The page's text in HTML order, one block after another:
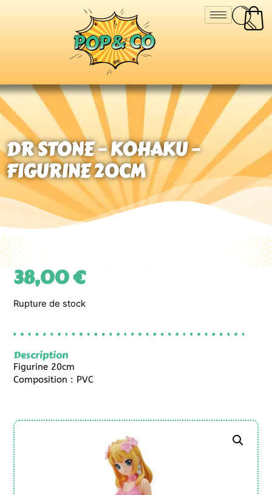
DR STONE – KOHAKU –
FIGURINE 20CM
38,00€
Rupture de stock
Description
Figurine 20cm
Composition : PVC